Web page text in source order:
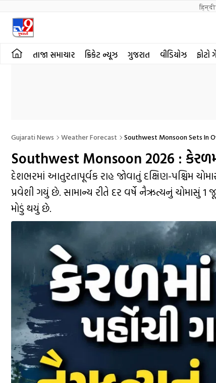
हिन्दी
તાજા સમાચાર ક્રિકેટ ન્યૂઝ ગુજરાત વીડિયોઝ ફોટો
Gujarati News Weather Forecast Southwest Monsoon Sets In
Southwest Monsoon 2026 :
દેશભરમાં આતુરતાપૂર્વક રાહ જોવાતું દક્ષિણ-પશ્ચિમ
પ્રવેશી ગયું છે. સામાન્ય રીતે દર વર્ષે નૈઋત્યનું
મોડું થયું છે.